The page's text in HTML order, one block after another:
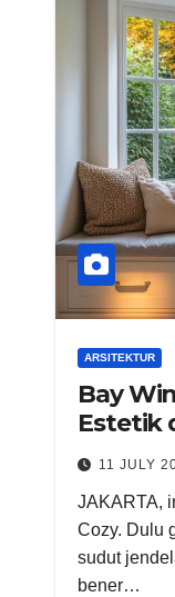
ARSITEKTUR
Bay
Estetik
11 JULY
JAKARTA,
Cozy. Dulu
sudut
bener…